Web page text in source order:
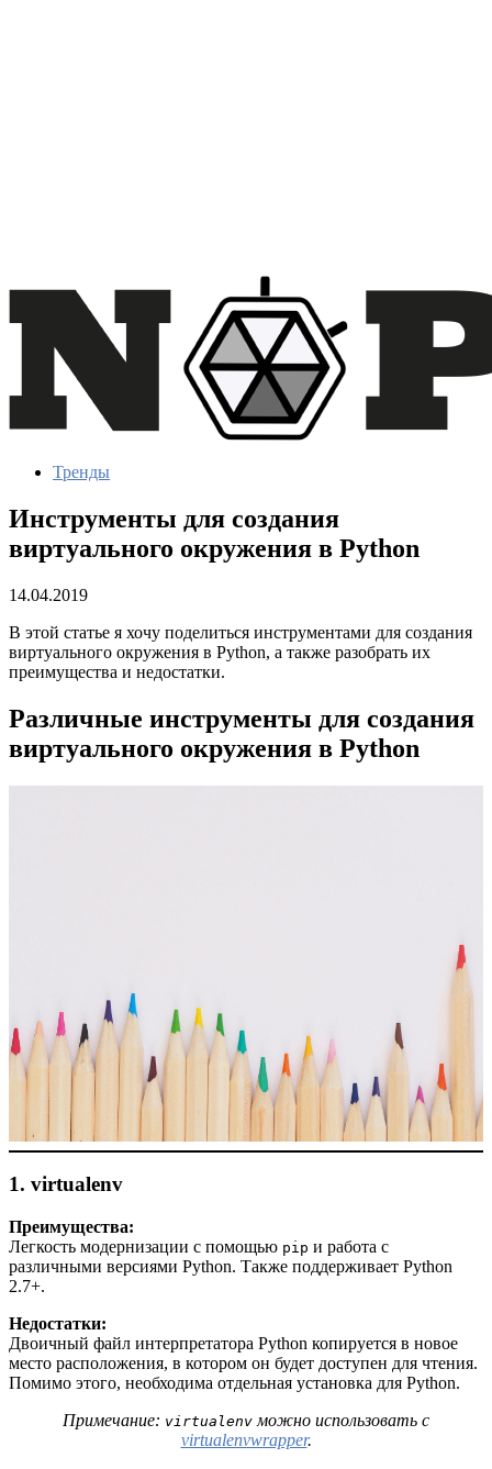
Тренды
Инструменты для создания
виртуального окружения в Python
14.04.2019
В этой статье я хочу поделиться инструментами для создания
виртуального окружения в Python, а также разобрать их
преимущества и недостатки.
Различные инструменты для создания
виртуального окружения в Python
1. virtualenv
Преимущества:
Легкость модернизации с помощью pip и работа с
различными версиями Python. Также поддерживает Python
2.7+.
Недостатки:
Двоичный файл интерпретатора Python копируется в новое
место расположения, в котором он будет доступен для чтения.
Помимо этого, необходима отдельная установка для Python.
Примечание: virtualenv можно использовать с
virtualenvwrapper.